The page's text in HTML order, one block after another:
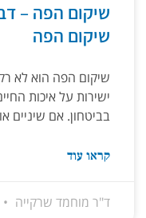
שיקום הפה –
שיקום הפה
שיקום הפה הוא לא
ישירות על איכות
בביטחון. אם שיניים
קראו עוד
ד"ר מוחמד שרקייה